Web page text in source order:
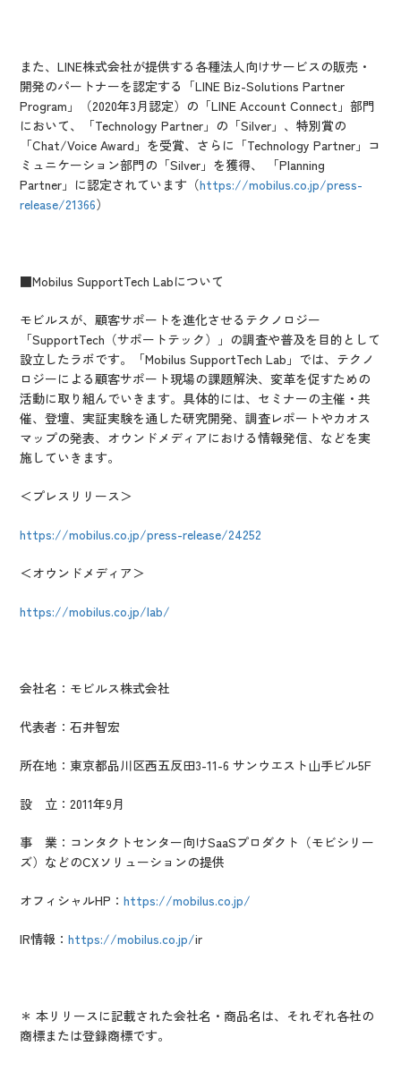
また、LINE株式会社が提供する各種法人向けサービスの販売・
開発のパートナーを認定する「LINE Biz-Solutions Partner
Program」（2020年3月認定）の「LINE Account Connect」部門
において、「Technology Partner」の「Silver」、特別賞の
「Chat/Voice Award」を受賞、さらに「Technology Partner」コ
ミュニケーション部門の「Silver」を獲得、 「Planning
Partner」に認定されています（https://mobilus.co.jp/press-
release/21366）
■Mobilus SupportTech Labについて
モビルスが、顧客サポートを進化させるテクノロジー
「SupportTech（サポートテック）」の調査や普及を目的として
設立したラボです。「Mobilus SupportTech Lab」では、テクノ
ロジーによる顧客サポート現場の課題解決、変革を促すための
活動に取り組んでいきます。具体的には、セミナーの主催・共
催、登壇、実証実験を通した研究開発、調査レポートやカオス
マップの発表、オウンドメディアにおける情報発信、などを実
施していきます。
＜プレスリリース＞
https://mobilus.co.jp/press-release/24252
＜オウンドメディア＞
https://mobilus.co.jp/lab/
会社名：モビルス株式会社
代表者：石井智宏
所在地：東京都品川区西五反田3-11-6 サンウエスト山手ビル5F
設 立：2011年9月
事 業：コンタクトセンター向けSaaSプロダクト（モビシリー
ズ）などのCXソリューションの提供
オフィシャルHP：https://mobilus.co.jp/
IR情報：https://mobilus.co.jp/ir
＊ 本リリースに記載された会社名・商品名は、それぞれ各社の
商標または登録商標です。